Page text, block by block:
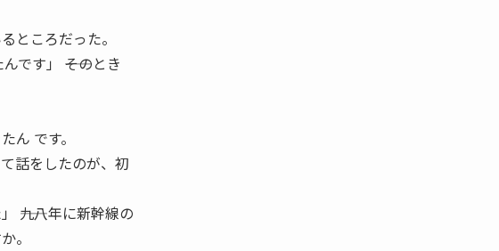
ところだった。
す」 ――そのとき
ん です。
話をしたのが、初
――九八年に新幹線の
。